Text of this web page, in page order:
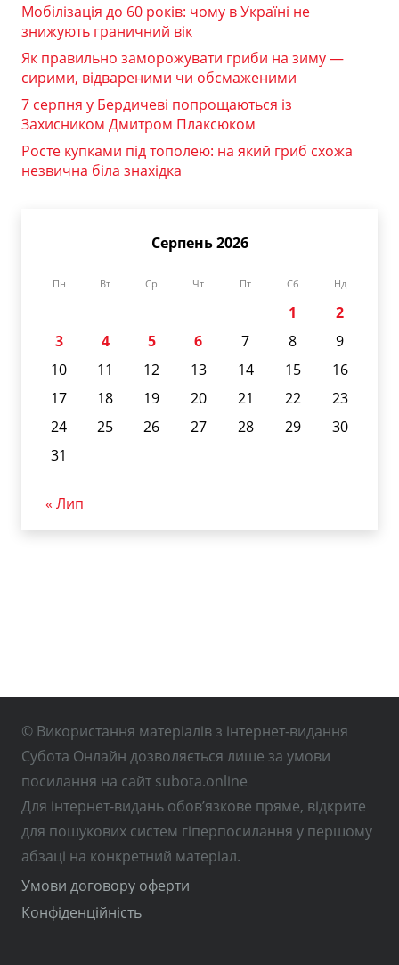
Мобілізація до 60 років: чому в Україні не
знижують граничний вік
Як правильно заморожувати гриби на зиму —
сирими, відвареними чи обсмаженими
7 серпня у Бердичеві попрощаються із
Захисником Дмитром Плаксюком
Росте купками під тополею: на який гриб схожа
незвична біла знахідка
Серпень 2026
Пн Вт Ср Чт Пт Сб Нд
1
2
3
4 5 6 7 8
9
10
11 12 13 14 15
16
17
18 19 20 21 22
23
24
25 26 27 28 29
30
31
« Лип
© Використання матеріалів з інтернет-видання
Субота Онлайн дозволяється лише за умови
посилання на сайт subota.online
Для інтернет-видань обов’язкове пряме, відкрите
для пошукових систем гіперпосилання у першому
абзаці на конкретний матеріал.
Умови договору оферти
Конфіденційність